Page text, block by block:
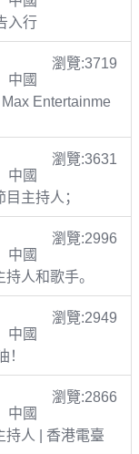
入行
瀏覽:3719
中國
Entertainme
瀏覽:3631
中國
主持人；
瀏覽:2996
中國
人和歌手。
瀏覽:2949
中國
！
瀏覽:2866
中國
持人 | 香港電臺